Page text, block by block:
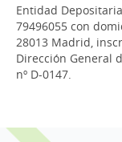
Entidad
79496055 con
28013 Madrid,
Dirección General
nº D-0147.